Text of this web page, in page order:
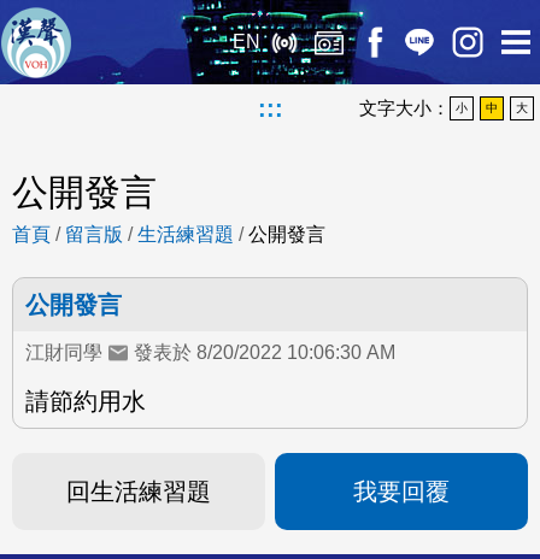
EN
::: 文字大小： 小 中 大
公開發言
首頁 / 留言版 /生活練習題 /公開發言
公開發言
江財同學 發表於 8/20/2022 10:06:30 AM
請節約用水
回生活練習題 我要回覆